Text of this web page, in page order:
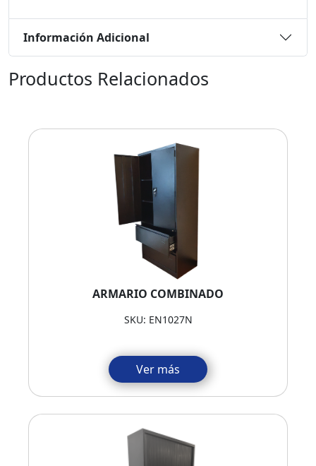
Información Adicional
Productos Relacionados
ARMARIO COMBINADO
SKU: EN1027N
Ver más